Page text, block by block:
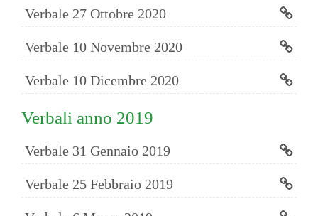
Verbale 27 Ottobre 2020
Verbale 10 Novembre 2020
Verbale 10 Dicembre 2020
Verbali anno 2019
Verbale 31 Gennaio 2019
Verbale 25 Febbraio 2019